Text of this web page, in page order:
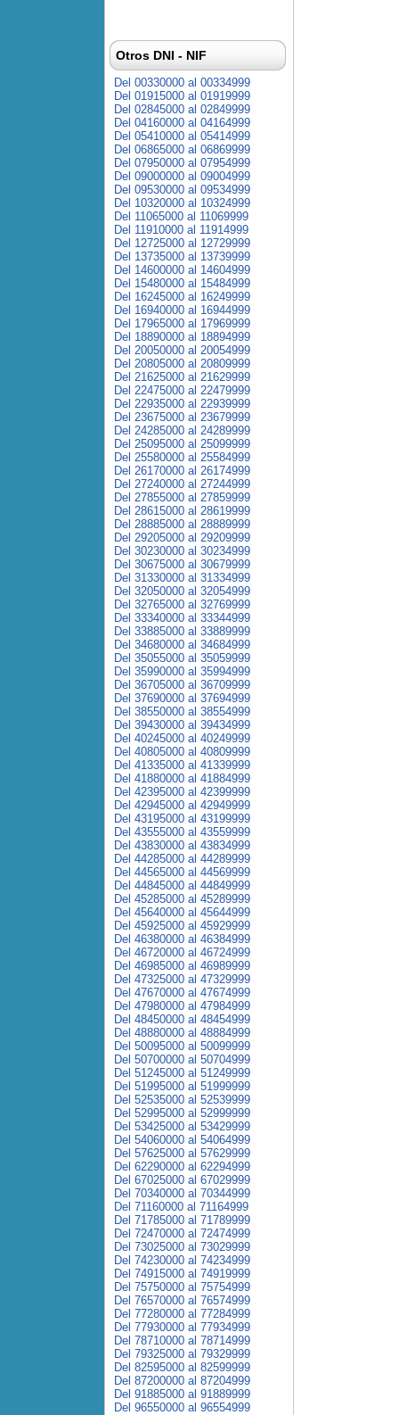
Otros DNI - NIF
Del 00330000 al 00334999
Del 01915000 al 01919999
Del 02845000 al 02849999
Del 04160000 al 04164999
Del 05410000 al 05414999
Del 06865000 al 06869999
Del 07950000 al 07954999
Del 09000000 al 09004999
Del 09530000 al 09534999
Del 10320000 al 10324999
Del 11065000 al 11069999
Del 11910000 al 11914999
Del 12725000 al 12729999
Del 13735000 al 13739999
Del 14600000 al 14604999
Del 15480000 al 15484999
Del 16245000 al 16249999
Del 16940000 al 16944999
Del 17965000 al 17969999
Del 18890000 al 18894999
Del 20050000 al 20054999
Del 20805000 al 20809999
Del 21625000 al 21629999
Del 22475000 al 22479999
Del 22935000 al 22939999
Del 23675000 al 23679999
Del 24285000 al 24289999
Del 25095000 al 25099999
Del 25580000 al 25584999
Del 26170000 al 26174999
Del 27240000 al 27244999
Del 27855000 al 27859999
Del 28615000 al 28619999
Del 28885000 al 28889999
Del 29205000 al 29209999
Del 30230000 al 30234999
Del 30675000 al 30679999
Del 31330000 al 31334999
Del 32050000 al 32054999
Del 32765000 al 32769999
Del 33340000 al 33344999
Del 33885000 al 33889999
Del 34680000 al 34684999
Del 35055000 al 35059999
Del 35990000 al 35994999
Del 36705000 al 36709999
Del 37690000 al 37694999
Del 38550000 al 38554999
Del 39430000 al 39434999
Del 40245000 al 40249999
Del 40805000 al 40809999
Del 41335000 al 41339999
Del 41880000 al 41884999
Del 42395000 al 42399999
Del 42945000 al 42949999
Del 43195000 al 43199999
Del 43555000 al 43559999
Del 43830000 al 43834999
Del 44285000 al 44289999
Del 44565000 al 44569999
Del 44845000 al 44849999
Del 45285000 al 45289999
Del 45640000 al 45644999
Del 45925000 al 45929999
Del 46380000 al 46384999
Del 46720000 al 46724999
Del 46985000 al 46989999
Del 47325000 al 47329999
Del 47670000 al 47674999
Del 47980000 al 47984999
Del 48450000 al 48454999
Del 48880000 al 48884999
Del 50095000 al 50099999
Del 50700000 al 50704999
Del 51245000 al 51249999
Del 51995000 al 51999999
Del 52535000 al 52539999
Del 52995000 al 52999999
Del 53425000 al 53429999
Del 54060000 al 54064999
Del 57625000 al 57629999
Del 62290000 al 62294999
Del 67025000 al 67029999
Del 70340000 al 70344999
Del 71160000 al 71164999
Del 71785000 al 71789999
Del 72470000 al 72474999
Del 73025000 al 73029999
Del 74230000 al 74234999
Del 74915000 al 74919999
Del 75750000 al 75754999
Del 76570000 al 76574999
Del 77280000 al 77284999
Del 77930000 al 77934999
Del 78710000 al 78714999
Del 79325000 al 79329999
Del 82595000 al 82599999
Del 87200000 al 87204999
Del 91885000 al 91889999
Del 96550000 al 96554999